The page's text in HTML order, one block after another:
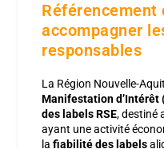
Référencement
accompagner
responsables
La Région Nouvelle-
Manifestation d’Intérêt
des labels RSE, destiné
ayant une activité
lafiabilité des labels